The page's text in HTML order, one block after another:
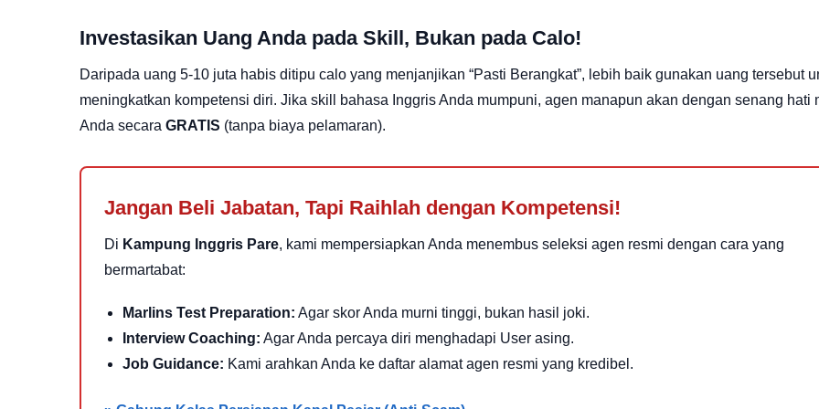
Investasikan Uang Anda pada Skill, Bukan pada Calo!
Daripada uang 5-10 juta habis ditipu calo yang menjanjikan “Pasti Berangkat”, lebih baik gunakan uang tersebut
meningkatkan kompetensi diri. Jika skill bahasa Inggris Anda mumpuni, agen manapun akan dengan senang hati
Anda secara GRATIS (tanpa biaya pelamaran).
Jangan Beli Jabatan, Tapi Raihlah dengan Kompetensi!
Di Kampung Inggris Pare, kami mempersiapkan Anda menembus seleksi agen resmi dengan cara yang
bermartabat:
Marlins Test Preparation: Agar skor Anda murni tinggi, bukan hasil joki.
Interview Coaching: Agar Anda percaya diri menghadapi User asing.
Job Guidance: Kami arahkan Anda ke daftar alamat agen resmi yang kredibel.